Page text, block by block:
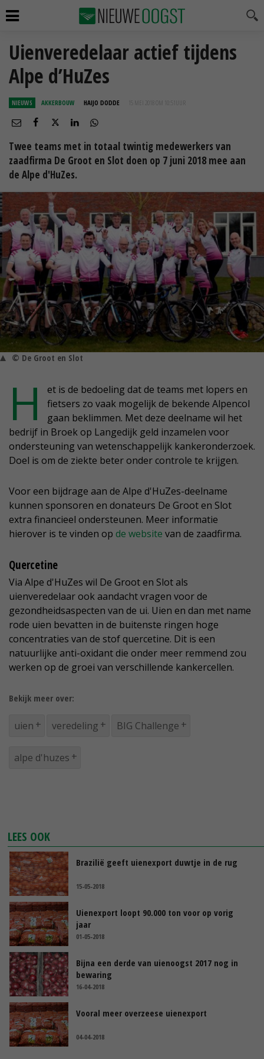
Uienveredelaar actief tijdens
Alpe d’HuZes
NIEUWS AKKERBOUW HAIJO DODDE 15 MEI 2018 OM 10:51
Twee teams met in totaal twintig medewerkers van
zaadfirma De Groot en Slot doen op 7 juni 2018 mee aan
de Alpe d'HuZes.
© De Groot en Slot
H
et is de bedoeling dat de teams met lopers en
fietsers zo vaak mogelijk de bekende Alpencol
gaan beklimmen. Met deze deelname wil het
bedrijf in Broek op Langedijk geld inzamelen voor
ondersteuning van wetenschappelijk kankeronderzoek.
Doel is om de ziekte beter onder controle te krijgen.
Voor een bijdrage aan de Alpe d'HuZes-deelname
kunnen sponsoren en donateurs De Groot en Slot
extra financieel ondersteunen. Meer informatie
hierover is te vinden op de website van de zaadfirma.
Quercetine
Via Alpe d'HuZes wil De Groot en Slot als
uienveredelaar ook aandacht vragen voor de
gezondheidsaspecten van de ui. Uien en dan met name
rode uien bevatten in de buitenste ringen hoge
concentraties van de stof quercetine. Dit is een
natuurlijke anti-oxidant die onder meer remmend zou
werken op de groei van verschillende kankercellen.
Bekijk meer over:
uien veredeling BIG Challenge
alpe d'huzes
LEES OOK
Brazilië geeft uienexport duwtje in de rug
15-05-2018
Uienexport loopt 90.000 ton voor op vorig
jaar
01-05-2018
Bijna een derde van uienoogst 2017 nog in
bewaring
16-04-2018
Vooral meer overzeese uienexport
04-04-2018